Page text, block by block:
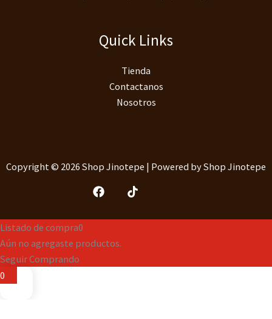
Quick Links
Tienda
Contactanos
Nosotros
Copyright © 2026 Shop Jinotepe | Powered by Shop Jinotepe
Listado de compra0
Aún no agregaste productos.
Seguir Comprando
0